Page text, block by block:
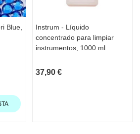
Blue,
Instrum - Líquido
concentrado para limpiar
instrumentos, 1000 ml
37,90 €